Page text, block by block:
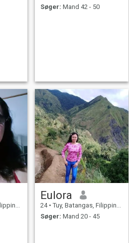
Søger: Mand 42 - 50
Eulora
24 • Tuy, Batangas, Filippinerne
Søger: Mand 20 - 45